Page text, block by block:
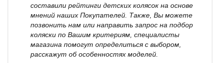
составили рейтинги детских колясок на основе
мнений наших Покупателей. Также, Вы можете
позвонить нам или направить запрос на подбор
коляски по Вашим критериям, специалисты
магазина помогут определиться с выбором,
расскажут об особенностях моделей.